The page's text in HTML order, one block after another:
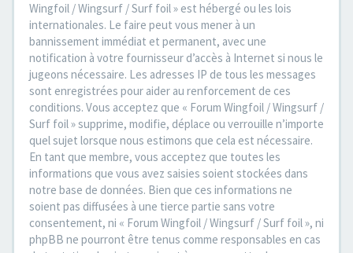
Wingfoil / Wingsurf / Surf foil » est hébergé ou les lois
internationales. Le faire peut vous mener à un
bannissement immédiat et permanent, avec une
notification à votre fournisseur d’accès à Internet si nous le
jugeons nécessaire. Les adresses IP de tous les messages
sont enregistrées pour aider au renforcement de ces
conditions. Vous acceptez que « Forum Wingfoil / Wingsurf /
Surf foil » supprime, modifie, déplace ou verrouille n’importe
quel sujet lorsque nous estimons que cela est nécessaire.
En tant que membre, vous acceptez que toutes les
informations que vous avez saisies soient stockées dans
notre base de données. Bien que ces informations ne
soient pas diffusées à une tierce partie sans votre
consentement, ni « Forum Wingfoil / Wingsurf / Surf foil », ni
phpBB ne pourront être tenus comme responsables en cas